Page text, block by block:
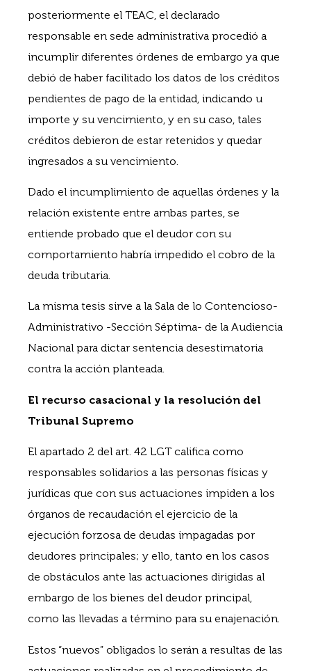
posteriormente el TEAC, el declarado
responsable en sede administrativa procedió a
incumplir diferentes órdenes de embargo ya que
debió de haber facilitado los datos de los créditos
pendientes de pago de la entidad, indicando u
importe y su vencimiento, y en su caso, tales
créditos debieron de estar retenidos y quedar
ingresados a su vencimiento.
Dado el incumplimiento de aquellas órdenes y la
relación existente entre ambas partes, se
entiende probado que el deudor con su
comportamiento habría impedido el cobro de la
deuda tributaria.
La misma tesis sirve a la Sala de lo Contencioso-
Administrativo -Sección Séptima- de la Audiencia
Nacional para dictar sentencia desestimatoria
contra la acción planteada.
El recurso casacional y la resolución del
Tribunal Supremo
El apartado 2 del art. 42 LGT califica como
responsables solidarios a las personas físicas y
jurídicas que con sus actuaciones impiden a los
órganos de recaudación el ejercicio de la
ejecución forzosa de deudas impagadas por
deudores principales; y ello, tanto en los casos
de obstáculos ante las actuaciones dirigidas al
embargo de los bienes del deudor principal,
como las llevadas a término para su enajenación.
Estos “nuevos” obligados lo serán a resultas de las